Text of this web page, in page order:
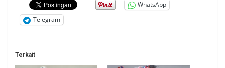
WhatsApp
Telegram
Terkait